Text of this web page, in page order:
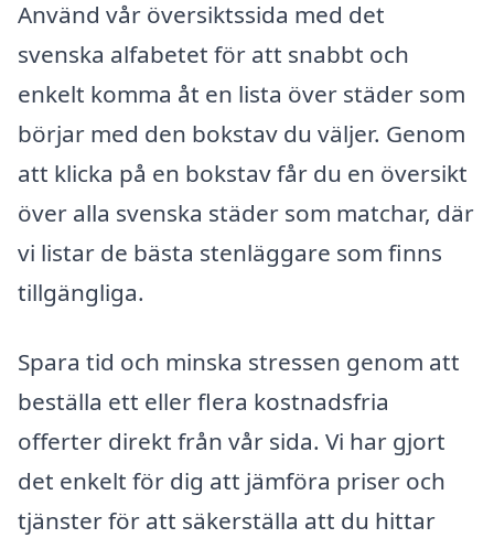
Använd vår översiktssida med det
svenska alfabetet för att snabbt och
enkelt komma åt en lista över städer som
börjar med den bokstav du väljer. Genom
att klicka på en bokstav får du en översikt
över alla svenska städer som matchar, där
vi listar de bästa stenläggare som finns
tillgängliga.
Spara tid och minska stressen genom att
beställa ett eller flera kostnadsfria
offerter direkt från vår sida. Vi har gjort
det enkelt för dig att jämföra priser och
tjänster för att säkerställa att du hittar